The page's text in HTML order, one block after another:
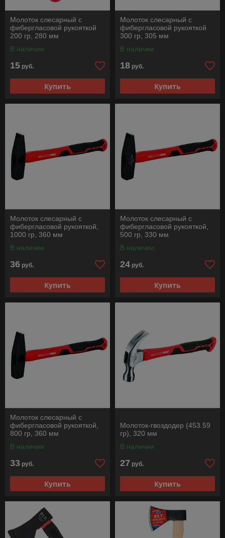
Молоток слесарный с
фибергласовой рукояткой
200 гр, 280 мм
В наличии
15 руб.
Купить
Молоток слесарный с
фибергласовой рукояткой
300 гр, 305 мм
В наличии
18 руб.
Купить
Молоток слесарный с
фибергласовой рукояткой,
1000 гр, 360 мм
В наличии
36 руб.
Купить
Молоток слесарный с
фибергласовой рукояткой,
500 гр, 330 мм
В наличии
24 руб.
Купить
Молоток слесарный с
фибергласовой рукояткой,
800 гр, 360 мм
В наличии
33 руб.
Купить
Молоток-гвоздодер (453.59
гр), 320 мм
В наличии
27 руб.
Купить